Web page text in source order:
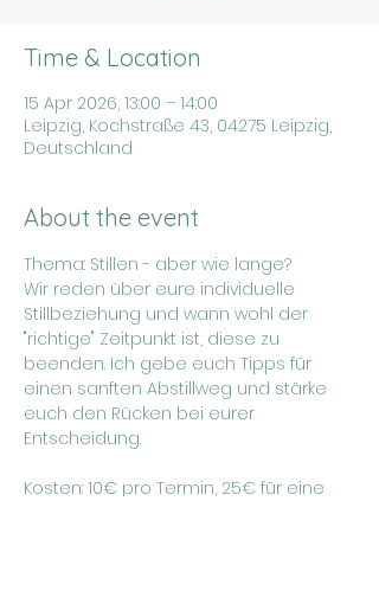
Time & Location
15 Apr 2026, 13:00 – 14:00
Leipzig, Kochstraße 43, 04275 Leipzig,
Deutschland
About the event
Thema: Stillen - aber wie lange?
Wir reden über eure individuelle
Stillbeziehung und wann wohl der
"richtige" Zeitpunkt ist, diese zu
beenden. Ich gebe euch Tipps für
einen sanften Abstillweg und stärke
euch den Rücken bei eurer
Entscheidung.
Kosten: 10€ pro Termin, 25€ für eine